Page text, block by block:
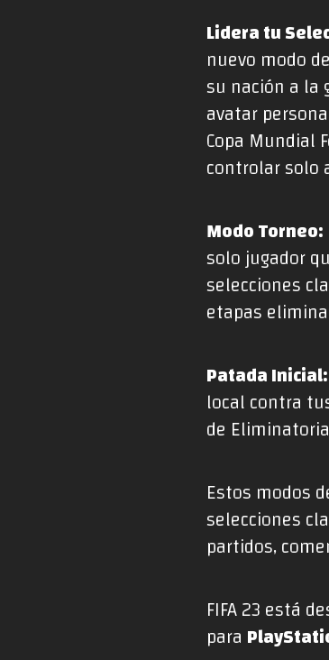
Lidera tu
nuevo modo
su nación a la
avatar
Copa Mundial
controlar solo
Modo Torneo:
solo jugador
selecciones
etapas
Patada Inicial:
local contra
de
Estos modos
selecciones
partidos,
FIFA 23 está
para